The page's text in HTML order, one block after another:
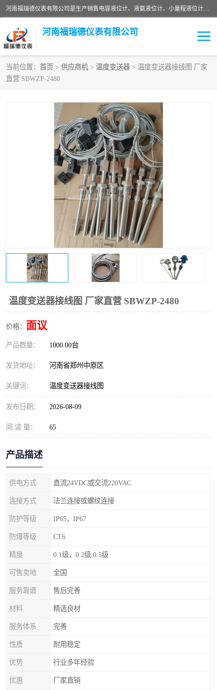
河南福瑞德仪表有限公司是生产销售电容液位计、液氨液位计、小量程液位计定制、智能锅炉水位计、液氮液位计等；并在产品开发、研制的过程中，吸取国内外仪器仪表的技术精华，建立了一支高、精、尖的科研开发队伍，使产品性能不断升级。
河南福瑞德仪表有限公司
当前位置： 首页 > 供应商机 > 温度变送器 > 温度变送器接线图 厂家
直营 SBWZP-2480
温度变送器接线图 厂家直营 SBWZP-2480
价格： 面议
产品数量： 1000.00台
发货地址： 河南省郑州中原区
关键词： 温度变送器接线图
发布日期： 2026-08-09
阅 读 量： 65
产品描述
供电方式 直流24VDC或交流220VAC
连接方式 法兰连接或螺纹连接
防护等级 IP65，IP67
防爆等级 CT6
精度 0.1级，0.2级,0.5级
可售卖地 全国
服务靠谱 售后完善
材料 精选良材
服务体系 完善
性质 耐用稳定
优势 行业多年经验
优惠 厂家直销
液位计
流量传感器
液氮液位计
液位计传感器定制
物位计
测漏仪
锅炉水位计
智能锅炉水位计 电容液位计
流量仪表 加油站液位仪